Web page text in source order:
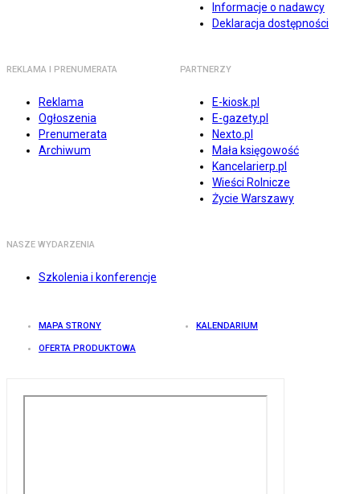
Informacje o nadawcy
Deklaracja dostępności
REKLAMA I PRENUMERATA
Reklama
Ogłoszenia
Prenumerata
Archiwum
PARTNERZY
E-kiosk.pl
E-gazety.pl
Nexto.pl
Mała księgowość
Kancelarierp.pl
Wieści Rolnicze
Życie Warszawy
NASZE WYDARZENIA
Szkolenia i konferencje
MAPA STRONY KALENDARIUM
OFERTA PRODUKTOWA